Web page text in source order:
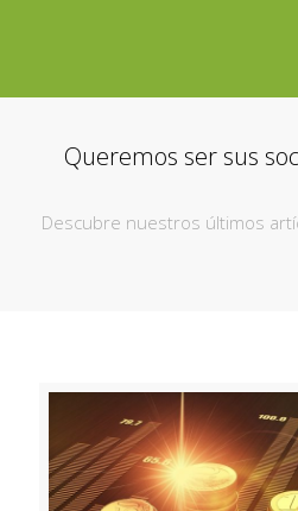
Queremos ser sus
Descubre nuestros últimos